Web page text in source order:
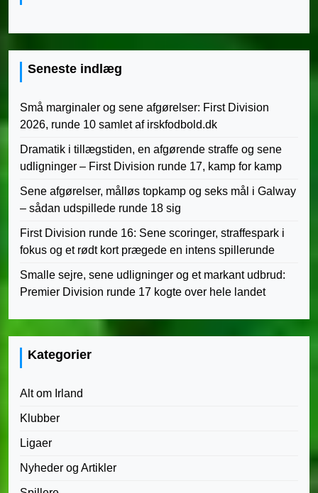
Seneste indlæg
Små marginaler og sene afgørelser: First Division
2026, runde 10 samlet af irskfodbold.dk
Dramatik i tillægstiden, en afgørende straffe og sene
udligninger – First Division runde 17, kamp for kamp
Sene afgørelser, målløs topkamp og seks mål i Galway
– sådan udspillede runde 18 sig
First Division runde 16: Sene scoringer, straffespark i
fokus og et rødt kort prægede en intens spillerunde
Smalle sejre, sene udligninger og et markant udbrud:
Premier Division runde 17 kogte over hele landet
Kategorier
Alt om Irland
Klubber
Ligaer
Nyheder og Artikler